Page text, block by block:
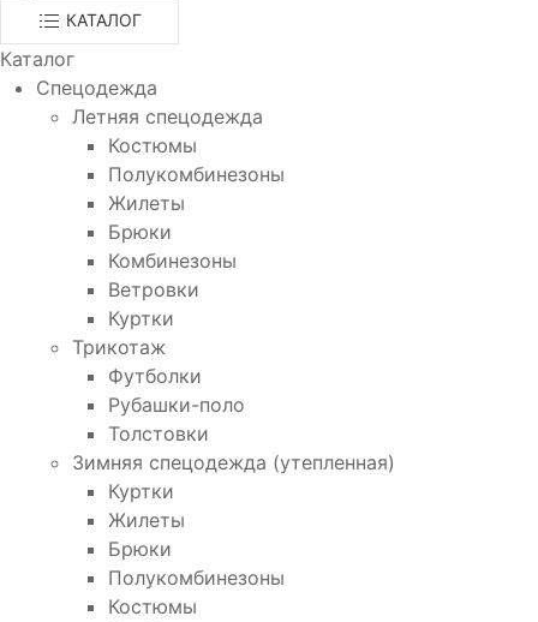
КАТАЛОГ
Каталог
Спецодежда
Летняя спецодежда
Костюмы
Полукомбинезоны
Жилеты
Брюки
Комбинезоны
Ветровки
Куртки
Трикотаж
Футболки
Рубашки-поло
Толстовки
Зимняя спецодежда (утепленная)
Куртки
Жилеты
Брюки
Полукомбинезоны
Костюмы